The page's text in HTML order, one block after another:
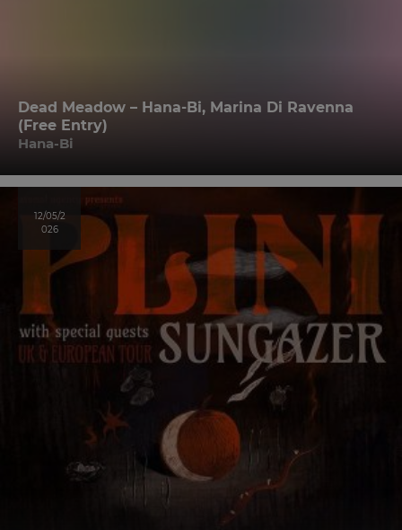
Dead Meadow – Hana-Bi, Marina Di Ravenna
(Free Entry)
Hana-Bi
12/05/2
026